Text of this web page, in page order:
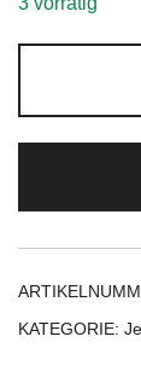
KATEGORIE: